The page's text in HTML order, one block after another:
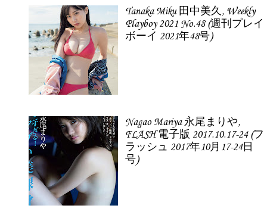
Tanaka Miku 田中美久, Weekly
Playboy 2021 No.48 (週刊プレイ
ボーイ 2021年48号)
Nagao Mariya 永尾まりや,
FLASH 電子版 2017.10.17-24 (フ
ラッシュ 2017年10月17-24日
号)